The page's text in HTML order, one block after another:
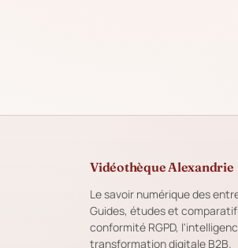
Vidéothèque Alexandrie
Le savoir numérique des
Guides, études et
conformité RGPD,
transformation digitale B2B.